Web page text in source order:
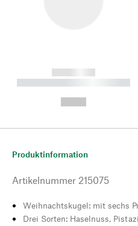
------------
----------- ----------- --------
Produktinformation
Artikelnummer 215075
Weihnachtskugel: mit sechs
Drei Sorten: Haselnuss,